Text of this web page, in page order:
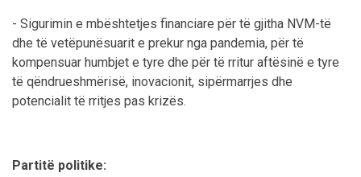
- Sigurimin e mbështetjes financiare për të gjitha NVM-të
dhe të vetëpunësuarit e prekur nga pandemia, për të
kompensuar humbjet e tyre dhe për të rritur aftësinë e tyre
të qëndrueshmërisë, inovacionit, sipërmarrjes dhe
potencialit të rritjes pas krizës.
Partitë politike: